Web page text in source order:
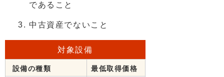
であること
中古資産でないこと
対象設備
設備の種類 最低取得価格